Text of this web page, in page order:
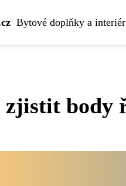
Bytové doplňky a interiér
zjistit body